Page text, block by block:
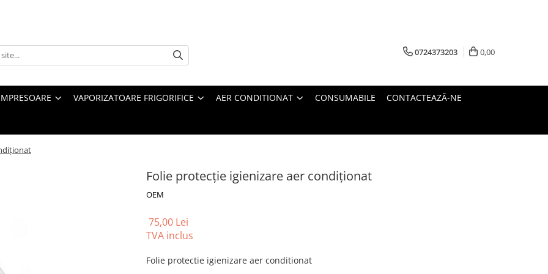
0724373203 0,00
VAPORIZATOARE FRIGORIFICE AER CONDITIONAT CONSUMABILE CONTACTEAZĂ-NE
Folie protecție igienizare aer condiționat
OEM
75,00 Lei
TVA inclus
Folie protectie igienizare aer conditionat